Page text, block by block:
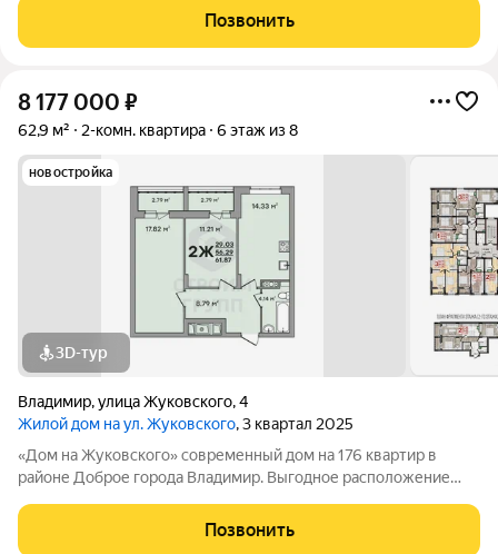
просторная кухня площадью 14,3 м, две комнаты 11,21 кв.м. и
Позвонить
8 177 000 ₽
62,9 м² 2-комн. квартира 6 этаж из 8
новостройка
3D-тур
Владимир,улица Жуковского,4
Жилой дом на ул. Жуковского, 3 квартал 2025
«Дом на Жуковского» современный дом на 176 квартир в
районе Доброе города Владимир. Выгодное расположение
современный архитектурный стиль, продуманные планировки
далеко не все преимущества
Позвонить